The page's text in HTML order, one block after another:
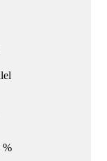
%